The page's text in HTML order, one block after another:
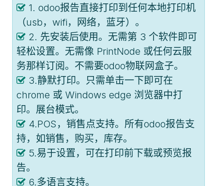
1. odoo报告直接打印到任何本地打印机
（usb，wifi，网络，蓝牙）。
2. 先安装后使用。无需第 3 个软件即可
轻松设置。无需像 PrintNode 或任何云服
务那样订阅。不需要odoo物联网盒子。
3.静默打印。只需单击一下即可在
chrome 或 Windows edge 浏览器中打
印。展台模式。
4.POS，销售点支持。所有odoo报告支
持，如销售，购买，库存。
5.易于设置，可在打印前下载或预览报
告。
6.多语言支持。